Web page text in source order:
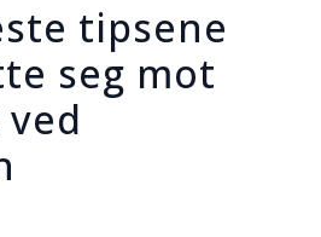
tipsene
seg mot